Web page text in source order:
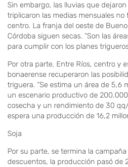
Sin embargo, las lluvias que
triplicaron las medias mensuales
centro. La franja del oeste de
Córdoba siguen secas. “Son las
para cumplir con los planes
Por otra parte, Entre Ríos, centro y
bonaerense recuperaron las
triguera. “Se estima un área de 5,6
un escenario productivo de
cosecha y un rendimiento de 30
espera una producción de 16,2
Soja
Por su parte, se termina la
descuentos, la producción pasó de